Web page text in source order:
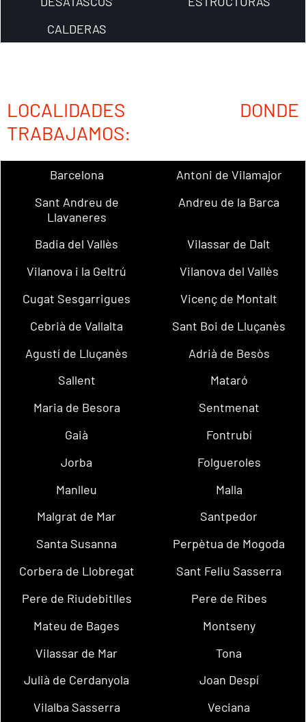
CALDERAS
LOCALIDADES DONDE
TRABAJAMOS:
Barcelona
Antoni de Vilamajor
Sant Andreu de
Llavaneres
Andreu de la Barca
Badia del Vallès
Vilassar de Dalt
Vilanova i la Geltrú
Vilanova del Vallès
Cugat Sesgarrigues
Vicenç de Montalt
Cebrià de Vallalta
Sant Boi de Lluçanès
Agustí de Lluçanès
Adrià de Besòs
Sallent
Mataró
Maria de Besora
Sentmenat
Gaià
Fontrubí
Jorba
Folgueroles
Manlleu
Malla
Malgrat de Mar
Santpedor
Santa Susanna
Perpètua de Mogoda
Corbera de Llobregat
Sant Feliu Sasserra
Pere de Riudebitlles
Pere de Ribes
Mateu de Bages
Montseny
Vilassar de Mar
Tona
Julià de Cerdanyola
Joan Despí
Vilalba Sasserra
Veciana